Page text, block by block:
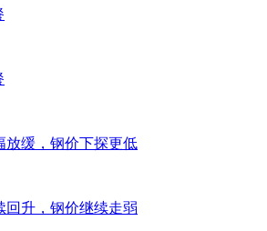
放缓，钢价下探更低
回升，钢价继续走弱